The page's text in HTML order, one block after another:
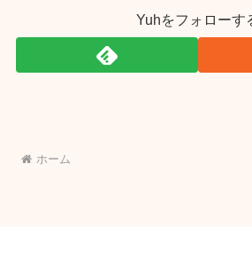
Yuhをフォローす
ホーム